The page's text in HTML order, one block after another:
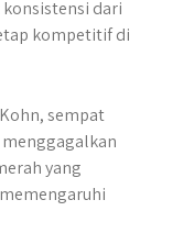
konsistensi dari
kompetitif di
sempat
yang